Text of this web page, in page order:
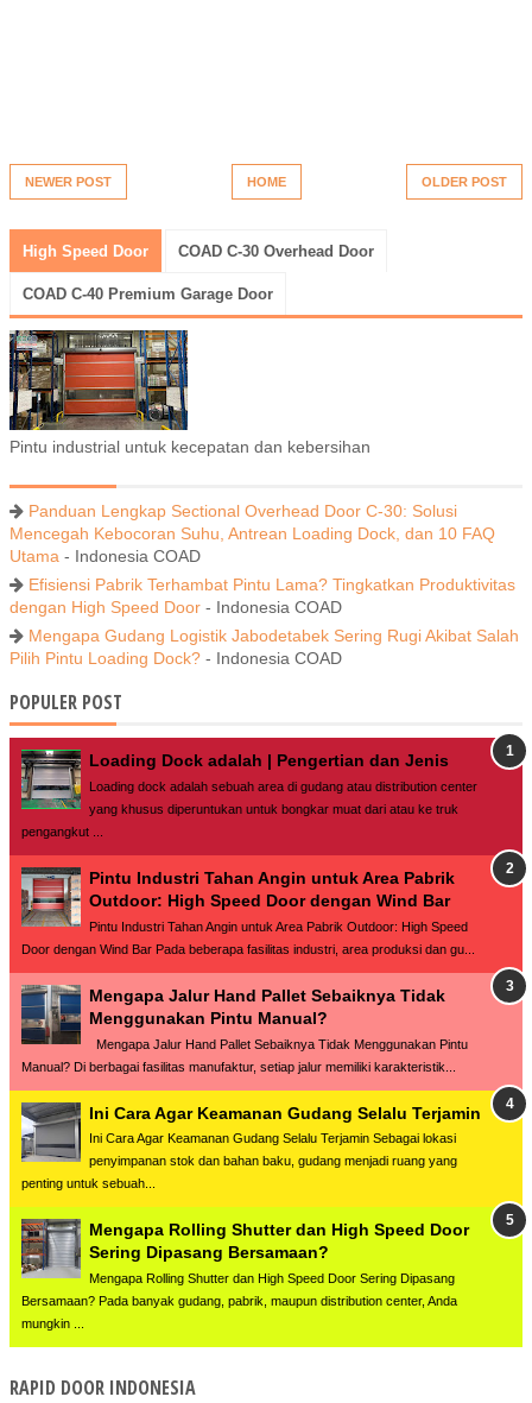
NEWER POST OLDER POST
HOME
High Speed Door COAD C-30 Overhead Door
COAD C-40 Premium Garage Door
Pintu industrial untuk kecepatan dan kebersihan
Panduan Lengkap Sectional Overhead Door C-30: Solusi
Mencegah Kebocoran Suhu, Antrean Loading Dock, dan 10 FAQ
Utama - Indonesia COAD
Efisiensi Pabrik Terhambat Pintu Lama? Tingkatkan Produktivitas
dengan High Speed Door - Indonesia COAD
Mengapa Gudang Logistik Jabodetabek Sering Rugi Akibat Salah
Pilih Pintu Loading Dock? - Indonesia COAD
POPULER POST
Loading Dock adalah | Pengertian dan Jenis
Loading dock adalah sebuah area di gudang atau distribution center
yang khusus diperuntukan untuk bongkar muat dari atau ke truk
pengangkut ...
Pintu Industri Tahan Angin untuk Area Pabrik
Outdoor: High Speed Door dengan Wind Bar
Pintu Industri Tahan Angin untuk Area Pabrik Outdoor: High Speed
Door dengan Wind Bar Pada beberapa fasilitas industri, area produksi dan gu...
Mengapa Jalur Hand Pallet Sebaiknya Tidak
Menggunakan Pintu Manual?
Mengapa Jalur Hand Pallet Sebaiknya Tidak Menggunakan Pintu
Manual? Di berbagai fasilitas manufaktur, setiap jalur memiliki karakteristik...
Ini Cara Agar Keamanan Gudang Selalu Terjamin
Ini Cara Agar Keamanan Gudang Selalu Terjamin Sebagai lokasi
penyimpanan stok dan bahan baku, gudang menjadi ruang yang
penting untuk sebuah...
Mengapa Rolling Shutter dan High Speed Door
Sering Dipasang Bersamaan?
Mengapa Rolling Shutter dan High Speed Door Sering Dipasang
Bersamaan? Pada banyak gudang, pabrik, maupun distribution center, Anda
mungkin ...
RAPID DOOR INDONESIA